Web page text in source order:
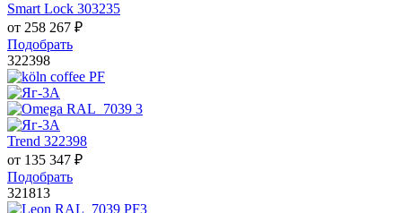
Smart Lock 303235
от 258 267 ₽
Подобрать
322398
Trend 322398
от 135 347 ₽
Подобрать
321813